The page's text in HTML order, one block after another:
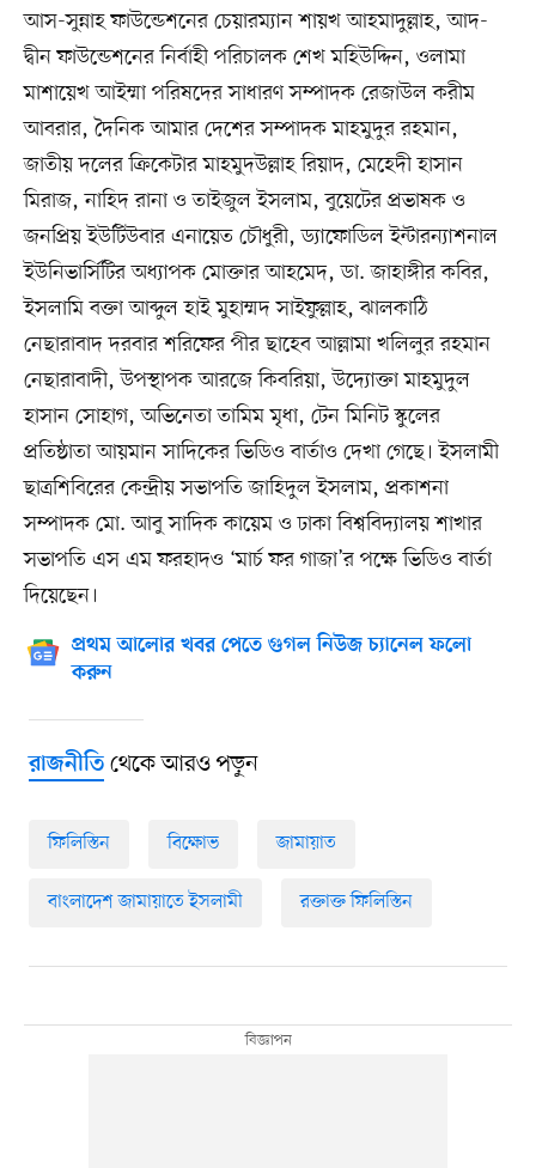
আস-সুন্নাহ ফাউন্ডেশনের চেয়ারম্যান শায়খ আহমাদুল্লাহ, আদ-
দ্বীন ফাউন্ডেশনের নির্বাহী পরিচালক শেখ মহিউদ্দিন, ওলামা
মাশায়েখ আইম্মা পরিষদের সাধারণ সম্পাদক রেজাউল করীম
আবরার, দৈনিক আমার দেশের সম্পাদক মাহমুদুর রহমান,
জাতীয় দলের ক্রিকেটার মাহমুদউল্লাহ রিয়াদ, মেহেদী হাসান
মিরাজ, নাহিদ রানা ও তাইজুল ইসলাম, বুয়েটের প্রভাষক ও
জনপ্রিয় ইউটিউবার এনায়েত চৌধুরী, ড্যাফোডিল ইন্টারন্যাশনাল
ইউনিভার্সিটির অধ্যাপক মোক্তার আহমেদ, ডা. জাহাঙ্গীর কবির,
ইসলামি বক্তা আব্দুল হাই মুহাম্মদ সাইফুল্লাহ, ঝালকাঠি
নেছারাবাদ দরবার শরিফের পীর ছাহেব আল্লামা খলিলুর রহমান
নেছারাবাদী, উপস্থাপক আরজে কিবরিয়া, উদ্যোক্তা মাহমুদুল
হাসান সোহাগ, অভিনেতা তামিম মৃধা, টেন মিনিট স্কুলের
প্রতিষ্ঠাতা আয়মান সাদিকের ভিডিও বার্তাও দেখা গেছে। ইসলামী
ছাত্রশিবিরের কেন্দ্রীয় সভাপতি জাহিদুল ইসলাম, প্রকাশনা
সম্পাদক মো. আবু সাদিক কায়েম ও ঢাকা বিশ্ববিদ্যালয় শাখার
সভাপতি এস এম ফরহাদও ‘মার্চ ফর গাজা’র পক্ষে ভিডিও বার্তা
দিয়েছেন।
প্রথম আলোর খবর পেতে গুগল নিউজ চ্যানেল ফলো
করুন
রাজনীতিথেকে আরও পড়ুন
ফিলিস্তিন বিক্ষোভ জামায়াত
বাংলাদেশ জামায়াতে ইসলামী রক্তাক্ত ফিলিস্তিন